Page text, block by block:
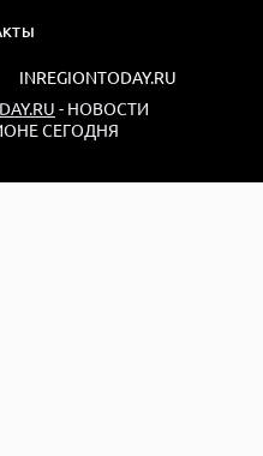
- НОВОСТИ
СЕГОДНЯ